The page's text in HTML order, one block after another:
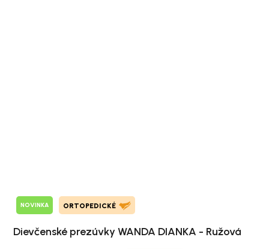
NOVINKA ORTOPEDICKÉ
Dievčenské prezúvky WANDA DIANKA - Ružová